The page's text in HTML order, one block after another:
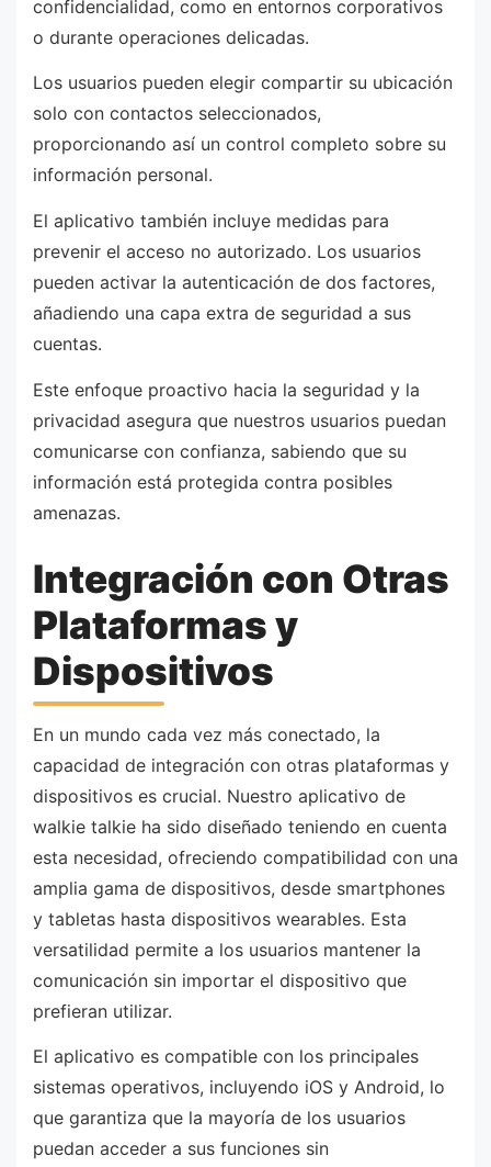
confidencialidad, como en entornos corporativos
o durante operaciones delicadas.
Los usuarios pueden elegir compartir su ubicación
solo con contactos seleccionados,
proporcionando así un control completo sobre su
información personal.
El aplicativo también incluye medidas para
prevenir el acceso no autorizado. Los usuarios
pueden activar la autenticación de dos factores,
añadiendo una capa extra de seguridad a sus
cuentas.
Este enfoque proactivo hacia la seguridad y la
privacidad asegura que nuestros usuarios puedan
comunicarse con confianza, sabiendo que su
información está protegida contra posibles
amenazas.
Integración con Otras
Plataformas y
Dispositivos
En un mundo cada vez más conectado, la
capacidad de integración con otras plataformas y
dispositivos es crucial. Nuestro aplicativo de
walkie talkie ha sido diseñado teniendo en cuenta
esta necesidad, ofreciendo compatibilidad con una
amplia gama de dispositivos, desde smartphones
y tabletas hasta dispositivos wearables. Esta
versatilidad permite a los usuarios mantener la
comunicación sin importar el dispositivo que
prefieran utilizar.
El aplicativo es compatible con los principales
sistemas operativos, incluyendo iOS y Android, lo
que garantiza que la mayoría de los usuarios
puedan acceder a sus funciones sin